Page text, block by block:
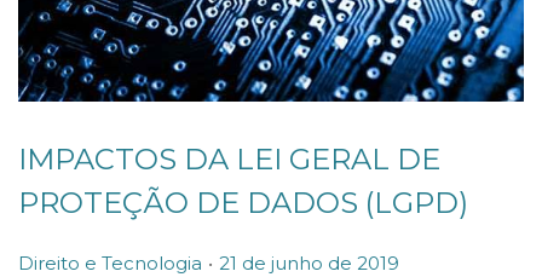
IMPACTOS DA LEI GERAL DE
PROTEÇÃO DE DADOS (LGPD)
P
Direito e Tecnologia . P
21 de junho de 2019